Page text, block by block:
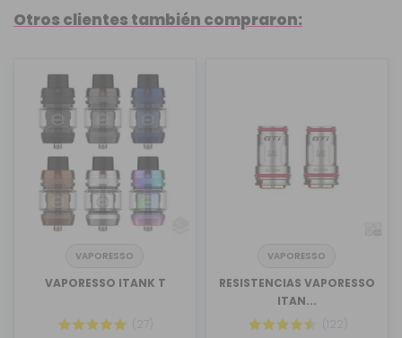
Otros clientes también compraron:
VAPORESSO
VAPORESSO ITANK T
(27)
VAPORESSO
RESISTENCIAS VAPORESSO
ITAN...
(122)